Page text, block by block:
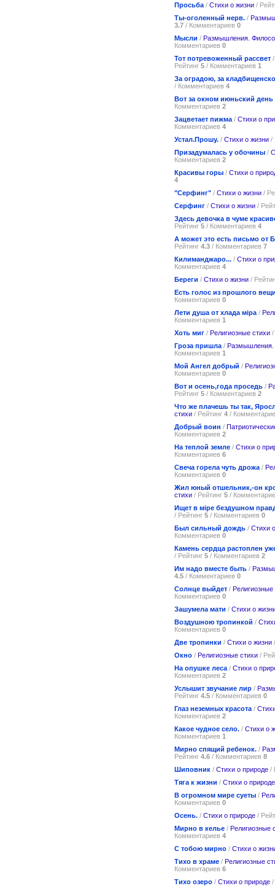
Просьба / Стихи о жизни /
Ты-оголенный нерв. /
3.7 / Комментариев 0
Мысли / Размышления.
Комментариев 0
Тот потревоженный рассвет
Рейтинг 5 / Комментариев 1
За оградою, за
/ Комментариев 4
Вот за окном июньский день
Комментариев 2
Зацветает пижма / Стихи о
Комментариев 4
Устал.Прошу. / Стихи о жизни /
Призадумалась у обочины /
Комментариев 2
Красивы горы / Стихи о
4
"Серфинг" / Стихи о жизни /
Серфинг / Стихи о жизни /
Здесь девочка в чуме
Рейтинг 5 / Комментариев 4
А может это есть письмо от
Рейтинг 4.3 / Комментариев 7
Килиманджаро... / Стихи о
Комментариев 4
Береги / Стихи о жизни /
Есть голос из прошлого
Комментариев 0
Лети душа от хлада мiра /
Комментариев 1
Хоть миг / Религиозные стихи /
Гроза пришла /
Комментариев 1
Мой Ангел добрый /
Комментариев 0
Вот и осень,года проседь /
Рейтинг 5 / Комментариев 2
Что же плачешь ты так,
стихи / Рейтинг 4 /
Добрый воин /
Комментариев 2
На теплой земле / Стихи о
Комментариев 6
Свеча горела чуть дрожа /
Комментариев 0
Жил юный отшельник,-он
стихи / Рейтинг 5 /
Ищет в мiре бездушном
/ Рейтинг 5 / Комментариев 0
Был сильный дождь / Стихи
Комментариев 0
Камень сердца растоплен
/ Рейтинг 5 / Комментариев 2
Им надо вместе быть /
4.5 / Комментариев 0
Солнце выйдет / Религиозные
Комментариев 0
Зашумела мати / Стихи о
Воздушною тропинкой /
Комментариев 0
Две тропинки / Стихи о жизни
Окно / Религиозные стихи /
На опушке леса / Стихи о
Комментариев 2
Услышит звучание лир /
Рейтинг 4.5 / Комментариев 0
Глаз неземных красота /
Комментариев 2
Какое чудное село. / Стихи о
Комментариев 1
Мирно спящий ребенок. /
Рейтинг 4.6 / Комментариев 8
Шиповник / Стихи о природе /
Тяга к жизни / Стихи о природе
В огромном мире суеты /
Комментариев 0
Осень. / Стихи о природе /
Мирно в келье / Религиозные
Комментариев 4
С тобою мирно / Стихи о
Тихо в храме / Религиозные
Комментариев 6
Тихо озеро / Стихи о природе /